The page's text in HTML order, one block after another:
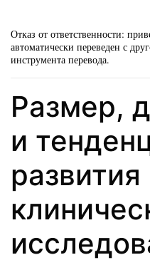
Отказ от ответственности:
автоматически переведен с
инструмента перевода.
Размер,
и